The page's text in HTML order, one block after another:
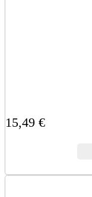
15,49 €